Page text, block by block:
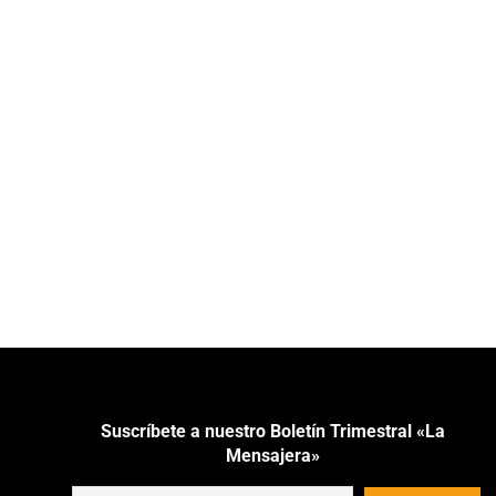
Suscríbete a nuestro Boletín Trimestral «La
Mensajera»